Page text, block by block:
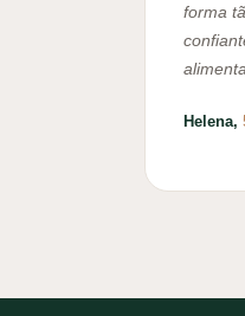
forma
Helena,